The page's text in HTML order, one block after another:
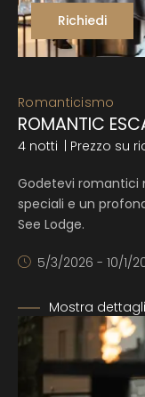
Richiedi
Romanticismo
ROMANTIC
4 notti | Prezzo su
Godetevi romantici
speciali e un
See Lodge.
5/3/2026 - 10/1/
Mostra dettagli